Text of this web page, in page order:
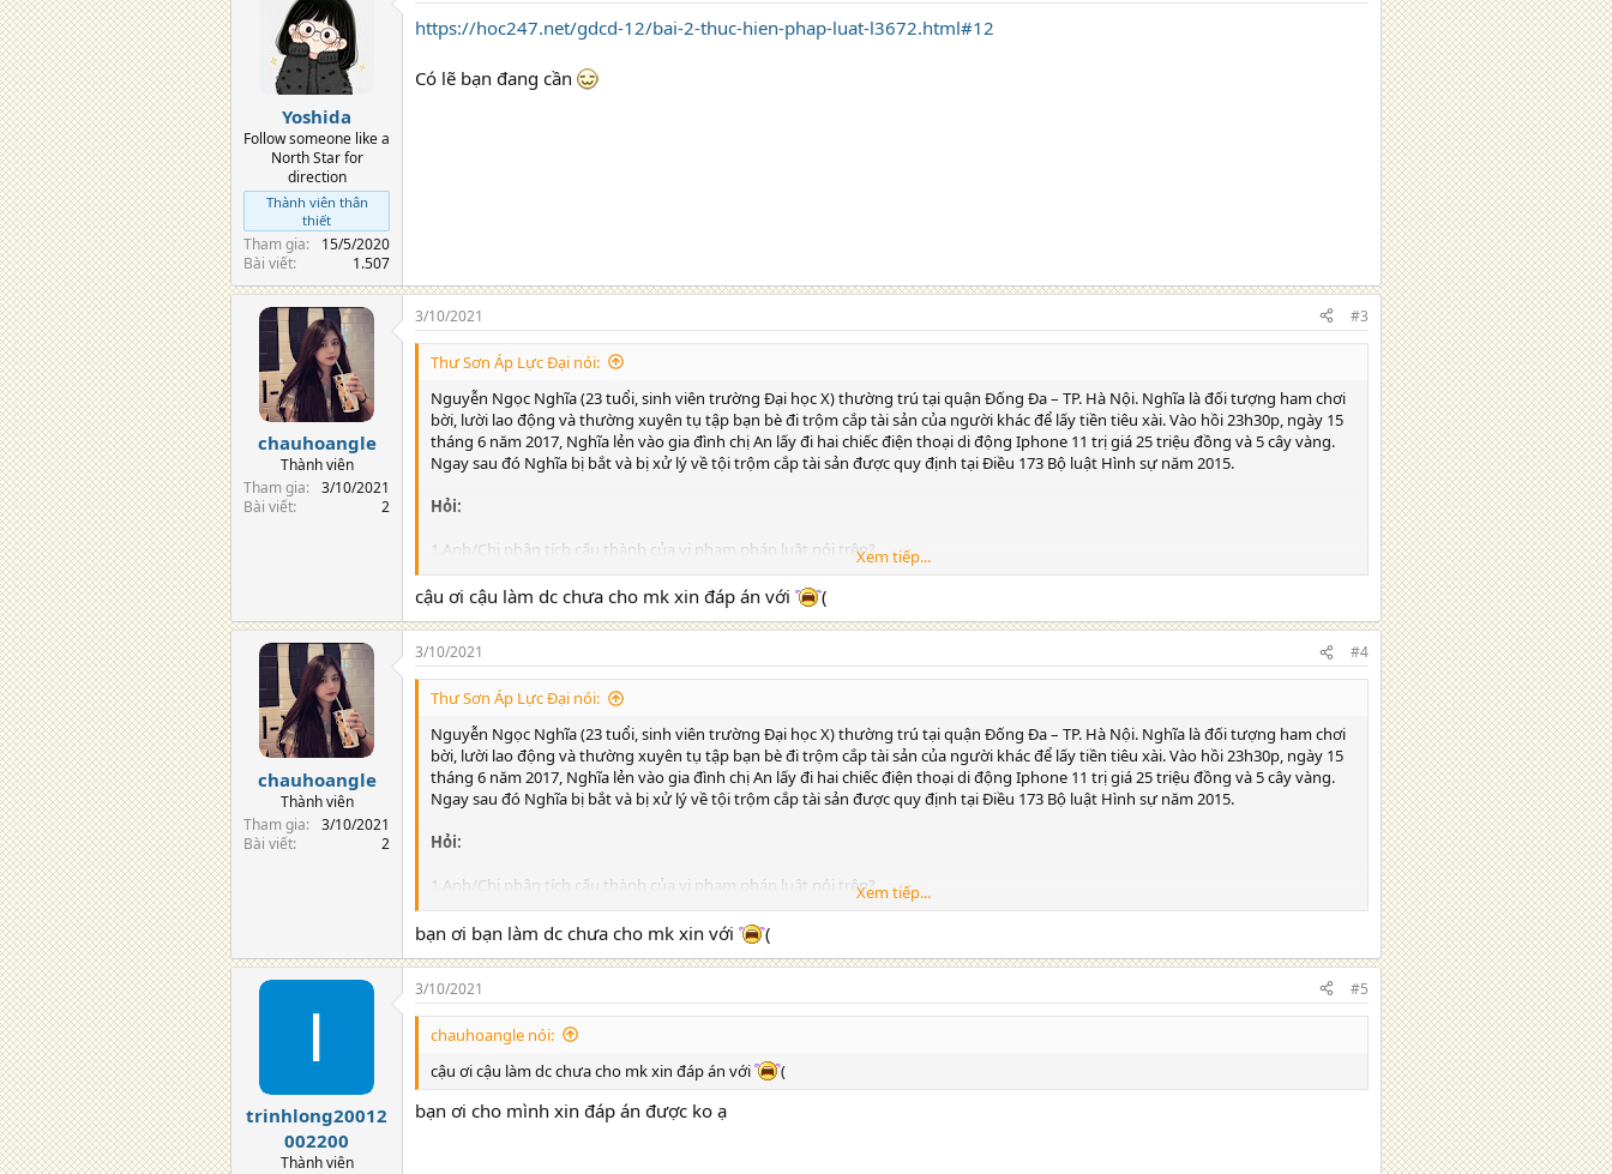
Yoshida
Follow someone like a
North Star for
direction
Thành viên thân
thiết
Tham gia
15/5/2020
Bài viết
1.507
https://hoc247.net/gdcd-12/bai-2-thuc-hien-phap-luat-l3672.html#12
Có lẽ bạn đang cần
chauhoangle
Thành viên
Tham gia
3/10/2021
Bài viết
2
3/10/2021 #3
Thư Sơn Áp Lực Đại nói:
Nguyễn Ngọc Nghĩa (23 tuổi, sinh viên trường Đại học X) thường trú tại quận Đống Đa – TP. Hà Nội. Nghĩa là đối tượng ham chơi
bời, lười lao động và thường xuyên tụ tập bạn bè đi trộm cắp tài sản của người khác để lấy tiền tiêu xài. Vào hồi 23h30p, ngày 15
tháng 6 năm 2017, Nghĩa lẻn vào gia đình chị An lấy đi hai chiếc điện thoại di động Iphone 11 trị giá 25 triệu đồng và 5 cây vàng.
Ngay sau đó Nghĩa bị bắt và bị xử lý về tội trộm cắp tài sản được quy định tại Điều 173 Bộ luật Hình sự năm 2015.
Hỏi:
1.Anh/Chị phân tích cấu thành của vi phạm pháp luật nói trên?
2. Vi phạm pháp luật trong tình huống trên thuộc loại vi phạm pháp luật nào? Giải thích?
3. Theo anh/chị, hành vi của Nghĩa có phải chịu trách nhiệm pháp lí không? Xác định trách nhiệm pháp lí mà Nghĩa phải gánh
chịu?
4. Trong tình huống trên, hai chiếc điện thoại di động Iphone 11 trị giá 25 triệu đồng và 5 cây vàng thuộc sở hữu của chị An. Vậy,
chị An có những quyền gì đối với số tài sản trên? Giải thích?
Xem tiếp...
cậu ơi cậu làm dc chưa cho mk xin đáp án với (
chauhoangle
Thành viên
Tham gia
3/10/2021
Bài viết
2
3/10/2021 #4
Thư Sơn Áp Lực Đại nói:
Nguyễn Ngọc Nghĩa (23 tuổi, sinh viên trường Đại học X) thường trú tại quận Đống Đa – TP. Hà Nội. Nghĩa là đối tượng ham chơi
bời, lười lao động và thường xuyên tụ tập bạn bè đi trộm cắp tài sản của người khác để lấy tiền tiêu xài. Vào hồi 23h30p, ngày 15
tháng 6 năm 2017, Nghĩa lẻn vào gia đình chị An lấy đi hai chiếc điện thoại di động Iphone 11 trị giá 25 triệu đồng và 5 cây vàng.
Ngay sau đó Nghĩa bị bắt và bị xử lý về tội trộm cắp tài sản được quy định tại Điều 173 Bộ luật Hình sự năm 2015.
Hỏi:
1.Anh/Chị phân tích cấu thành của vi phạm pháp luật nói trên?
2. Vi phạm pháp luật trong tình huống trên thuộc loại vi phạm pháp luật nào? Giải thích?
3. Theo anh/chị, hành vi của Nghĩa có phải chịu trách nhiệm pháp lí không? Xác định trách nhiệm pháp lí mà Nghĩa phải gánh
chịu?
4. Trong tình huống trên, hai chiếc điện thoại di động Iphone 11 trị giá 25 triệu đồng và 5 cây vàng thuộc sở hữu của chị An. Vậy,
chị An có những quyền gì đối với số tài sản trên? Giải thích?
Xem tiếp...
bạn ơi bạn làm dc chưa cho mk xin với (
trinhlong20012
002200
Thành viên
3/10/2021 #5
chauhoangle nói:
cậu ơi cậu làm dc chưa cho mk xin đáp án với
(
bạn ơi cho mình xin đáp án được ko ạ